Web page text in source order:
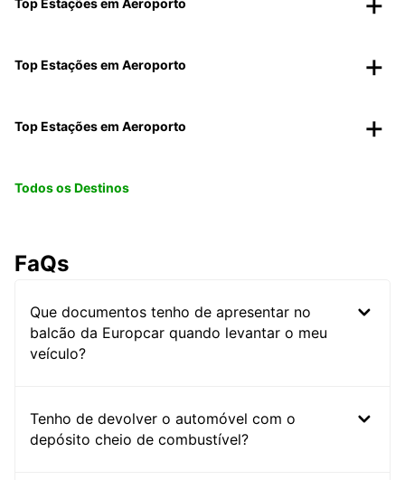
Top Estações em Aeroporto
Top Estações em Aeroporto
Top Estações em Aeroporto
Todos os Destinos
FaQs
Que documentos tenho de apresentar no
balcão da Europcar quando levantar o meu
veículo?
Tenho de devolver o automóvel com o
depósito cheio de combustível?